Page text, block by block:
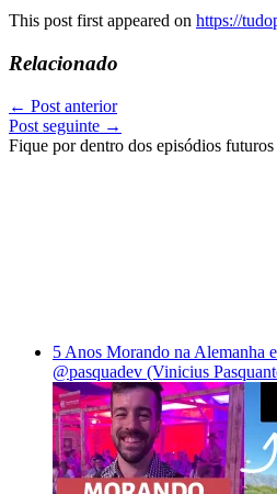
This post first appeared on https://
Relacionado
← Post anterior
Post seguinte →
Fique por dentro dos episódios futuros
5 Anos Morando na Alemanha
@pasquadev (Vinicius